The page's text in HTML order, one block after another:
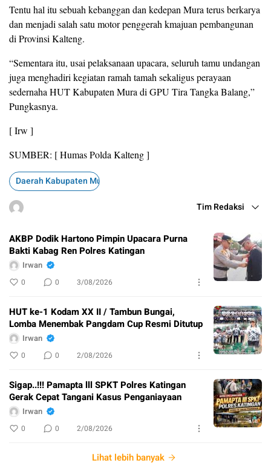
Tentu hal itu sebuah kebanggan dan kedepan Mura terus berkarya
dan menjadi salah satu motor penggerah kmajuan pembangunan
di Provinsi Kalteng.
“Sementara itu, usai pelaksanaan upacara, seluruh tamu undangan
juga menghadiri kegiatan ramah tamah sekaligus perayaan
sedernaha HUT Kabupaten Mura di GPU Tira Tangka Balang,”
Pungkasnya.
[ Irw ]
SUMBER: [ Humas Polda Kalteng ]
Daerah Kabupaten Murung Raya
Tim Redaksi
AKBP Dodik Hartono Pimpin Upacara Purna
Bakti Kabag Ren Polres Katingan
Irwan
0 0 3/08/2026
HUT ke-1 Kodam XX II / Tambun Bungai,
Lomba Menembak Pangdam Cup Resmi Ditutup
Irwan
0 0 2/08/2026
Sigap..!!! Pamapta lll SPKT Polres Katingan
Gerak Cepat Tangani Kasus Penganiayaan
Irwan
0 0 2/08/2026
Lihat lebih banyak